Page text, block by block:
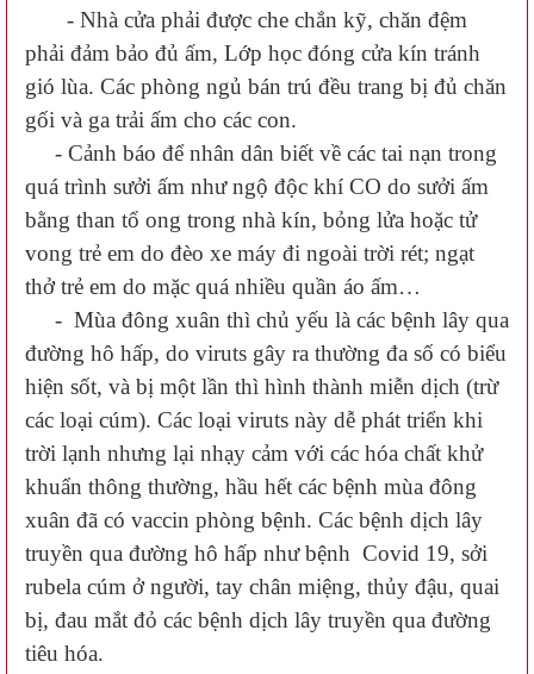
- Nhà cửa phải được che chắn kỹ, chăn đệm
phải đảm bảo đủ ấm, Lớp học đóng cửa kín tránh
gió lùa. Các phòng ngủ bán trú đều trang bị đủ chăn
gối và ga trải ấm cho các con.
- Cảnh báo để nhân dân biết về các tai nạn trong
quá trình sưởi ấm như ngộ độc khí CO do sưởi ấm
bằng than tổ ong trong nhà kín, bỏng lửa hoặc tử
vong trẻ em do đèo xe máy đi ngoài trời rét; ngạt
thở trẻ em do mặc quá nhiều quần áo ấm…
- Mùa đông xuân thì chủ yếu là các bệnh lây qua
đường hô hấp, do viruts gây ra thường đa số có biểu
hiện sốt, và bị một lần thì hình thành miễn dịch (trừ
các loại cúm). Các loại viruts này dễ phát triển khi
trời lạnh nhưng lại nhạy cảm với các hóa chất khử
khuẩn thông thường, hầu hết các bệnh mùa đông
xuân đã có vaccin phòng bệnh. Các bệnh dịch lây
truyền qua đường hô hấp như bệnh Covid 19, sởi
rubela cúm ở người, tay chân miệng, thủy đậu, quai
bị, đau mắt đỏ các bệnh dịch lây truyền qua đường
tiêu hóa.